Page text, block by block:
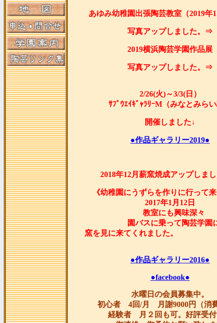
あゆみ幼稚園出張陶芸教室（2019年
写真アップしました。⇒
2019横浜陶芸学園作品展
写真アップしました。⇒
2/26(火)～3/3(日）
ｻﾌﾞｳｴｲｷﾞｬﾗﾘｰM（みなとみら
開催しました↓
●作品ギャラリー2019●
2018年12月薪窯焼成アップしま
《幼稚園にうずらを作りに行って
2017年1月12日
教室にも興味深々
園バスに乗って陶芸学園
窯を見に来てくれま
●作品ギャラリー2016●
●facebook●
水曜日の会員募集中。
初心者 4回/月 月謝9000円（消
経験者 月２回も可。好評受